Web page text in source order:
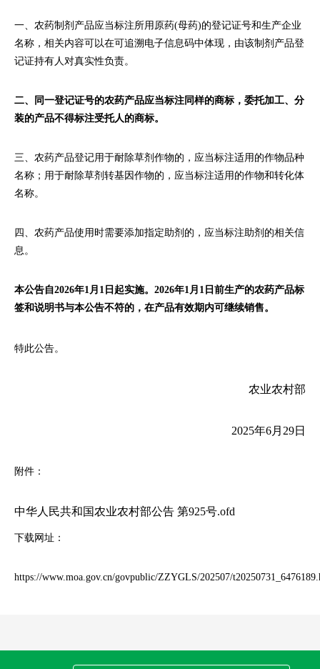
一、农药制剂产品应当标注所用原药(母药)的登记证号和生产企业
名称，相关内容可以在可追溯电子信息码中体现，由该制剂产品登
记证持有人对真实性负责。
二、同一登记证号的农药产品应当标注同样的商标，委托加工、分
装的产品不得标注受托人的商标。
三、 农药产品登记用于耐除草剂作物的，应当标注适用的作物品种
名称；用于耐除草剂转基因作物的，应当标注适用的作物和转化体
名称。
四、农药产品使用时需要添加指定助剂的，应当标注助剂的相关信
息。
本公告自2026年1月1日起实施。2026年1月1日前生产的农药产品标
签和说明书与本公告不符的，在产品有效期内可继续销售。
特此公告。
农业农村部
2025年6月29日
附件：
中华人民共和国农业农村部公告 第925号.ofd
下载网址：
https://www.moa.gov.cn/govpublic/ZZYGLS/202507/